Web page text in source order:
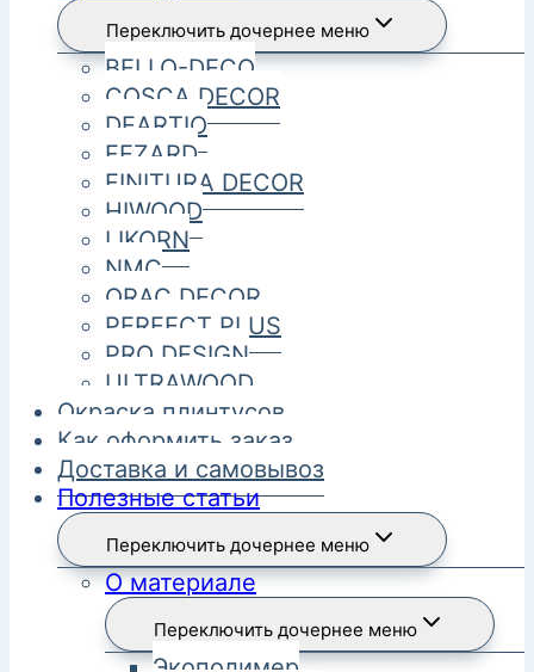
Переключить дочернее меню
BELLO-DECO
COSCA DECOR
DEARTIO
FEZARD
FINITURA DECOR
HIWOOD
LIKORN
NMC
ORAC DECOR
PERFECT PLUS
PRO DESIGN
ULTRAWOOD
Окраска плинтусов
Как оформить заказ
Доставка и самовывоз
Полезные статьи
Переключить дочернее меню
О материале
Переключить дочернее меню